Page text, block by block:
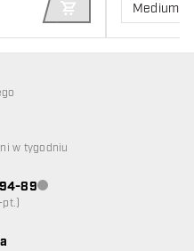
DODAJ DO
Medium
niedostępna
w tygodniu
89Obsługa klienta niedostępna